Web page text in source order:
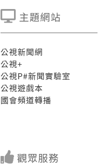
主題網站
公視新聞網
公視+
公視P#新聞實驗室
公視遊戲本
國會頻道轉播
觀眾服務